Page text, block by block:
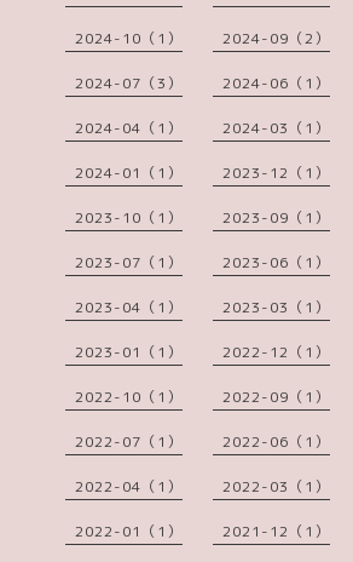
2024-10（1） 2024-09（2）
2024-07（3） 2024-06（1）
2024-04（1） 2024-03（1）
2024-01（1） 2023-12（1）
2023-10（1） 2023-09（1）
2023-07（1） 2023-06（1）
2023-04（1） 2023-03（1）
2023-01（1） 2022-12（1）
2022-10（1） 2022-09（1）
2022-07（1） 2022-06（1）
2022-04（1） 2022-03（1）
2022-01（1） 2021-12（1）